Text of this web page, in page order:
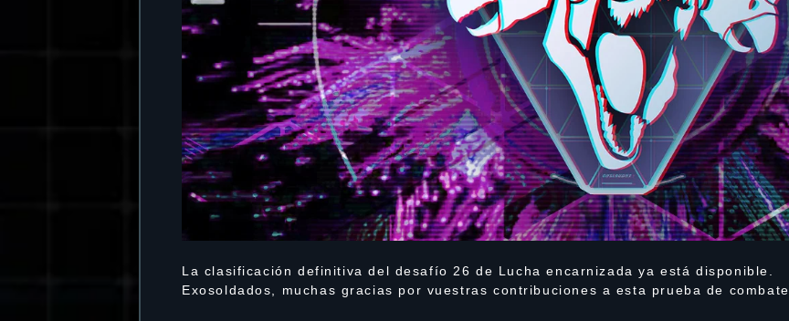
La clasificación definitiva del desafío 26 de Lucha encarnizada ya está disponible.
Exosoldados, muchas gracias por vuestras contribuciones a esta prueba de combate.